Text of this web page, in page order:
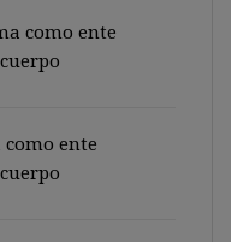
como ente
ente